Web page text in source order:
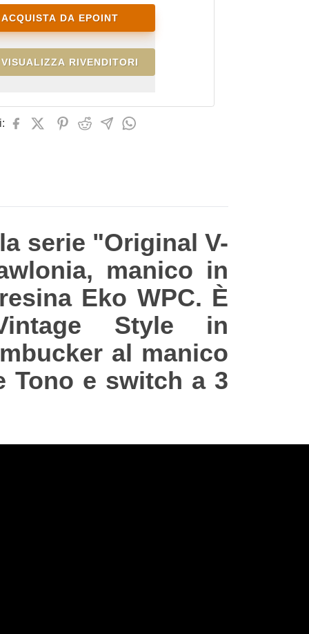
ACQUISTA DA EPOINT
VISUALIZZA RIVENDITORI
serie "Original V-
manico in
Eko WPC. È
Style in
al manico
Tono e switch a 3